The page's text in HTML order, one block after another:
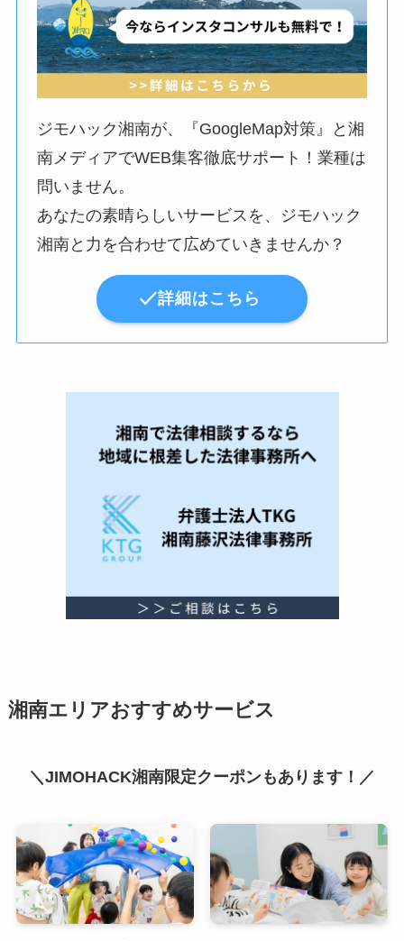
ジモハック湘南が、『GoogleMap対策』と湘
南メディアでWEB集客徹底サポート！業種は
問いません。
あなたの素晴らしいサービスを、ジモハック
湘南と力を合わせて広めていきませんか？
詳細はこちら
湘南エリアおすすめサービス
＼JIMOHACK湘南限定クーポンもあります！／